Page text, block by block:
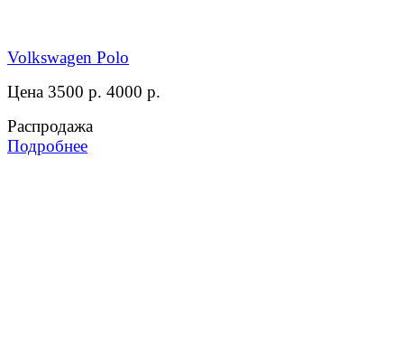
Volkswagen Polo
Цена 3500 р. 4000 р.
Распродажа
Подробнее